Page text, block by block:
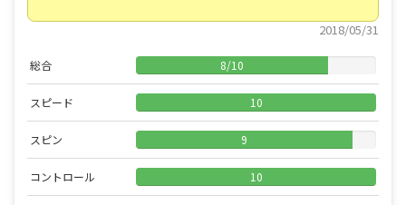
2018/05/31
総合 8/10
スピード 10
スピン 9
コントロール 10